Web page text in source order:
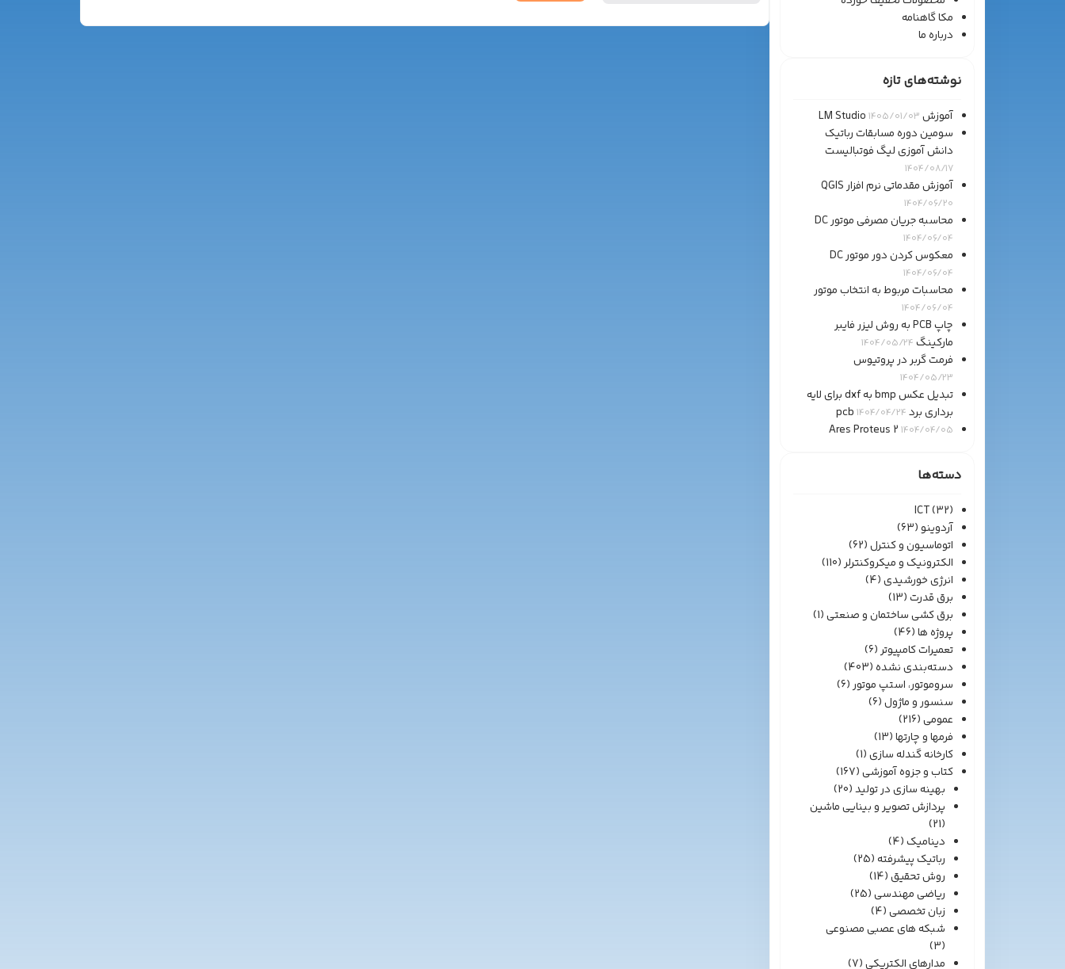
مکا گاهنامه
درباره ما
نوشته‌های تازه
آموزش LM Studio 1405/01/03
سومین دوره مسابقات رباتیک
دانش آموزی لیگ فوتبالیست
1404/08/17
آموزش مقدماتی نرم افزار QGIS
1404/06/20
محاسبه جریان مصرفی موتور DC
1404/06/04
معکوس کردن دور موتور DC
1404/06/04
محاسبات مربوط به انتخاب موتور
1404/06/04
چاپ PCB به روش لیزر فایبر
مارکینگ 1404/05/24
فرمت گربر در پروتیوس
1404/05/23
تبدیل عکس bmp به dxf برای لایه
برداری برد pcb 1404/04/24
Ares Proteus 2 1404/04/05
دسته‌ها
ICT(32)
آردوینو(63)
اتوماسیون و کنترل(62)
الکترونیک و میکروکنترلر(110)
انرژی خورشیدی(4)
برق قدرت(13)
برق کشی ساختمان و صنعتی(1)
پروژه ها(46)
تعمیرات کامپیوتر(6)
دسته‌بندی نشده(403)
سروموتور، استپ موتور(6)
سنسور و ماژول(6)
عمومی(216)
فرمها و چارتها(13)
کارخانه گندله سازی(1)
کتاب و جزوه آموزشی(167)
بهینه سازی در تولید(20)
پردازش تصویر و بینایی ماشین
(21)
دینامیک(4)
رباتیک پیشرفته(25)
روش تحقیق(14)
ریاضی مهندسی(25)
زبان تخصصی(4)
شبکه های عصبی مصنوعی
(3)
مدارهای الکتریکی(7)